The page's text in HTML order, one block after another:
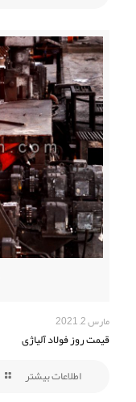
مارس 2, 2021
قیمت روز فولاد آلیاژی
اطلاعات بیشتر